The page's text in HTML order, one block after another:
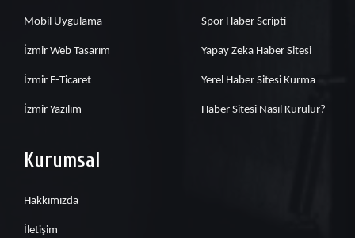
Mobil Uygulama
İzmir Web Tasarım
İzmir E-Ticaret
İzmir Yazılım
Spor Haber Scripti
Yapay Zeka Haber Sitesi
Yerel Haber Sitesi Kurma
Haber Sitesi Nasıl Kurulur?
Kurumsal
Hakkımızda
İletişim